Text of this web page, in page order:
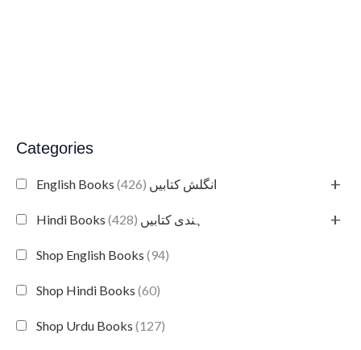
Categories
English Books انگلش کتابیں (426) +
Hindi Books ہندی کتابیں (428) +
Shop English Books (94)
Shop Hindi Books (60)
Shop Urdu Books (127)